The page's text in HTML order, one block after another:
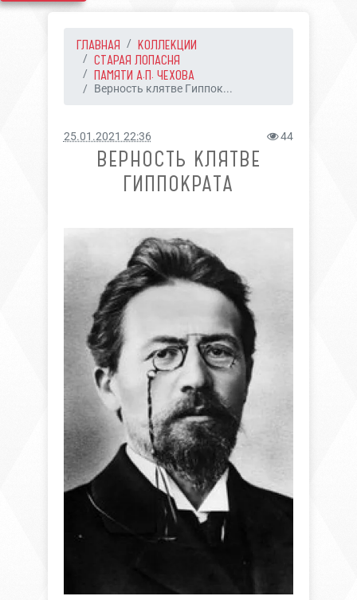
ГЛАВНАЯ
КОЛЛЕКЦИИ
СТАРАЯ ЛОПАСНЯ
ПАМЯТИ А.П. ЧЕХОВА
Верность клятве Гиппок...
25.01.2021 22:36 44
ВЕРНОСТЬ КЛЯТВЕ
ГИППОКРАТА